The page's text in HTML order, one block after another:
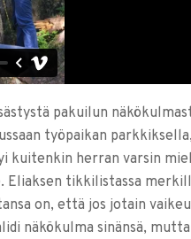
pakuilun
työpaikan
kuitenkin herran varsin
Eliaksen tikkilistassa
on, että jos jotain
näkökulma sinänsä,